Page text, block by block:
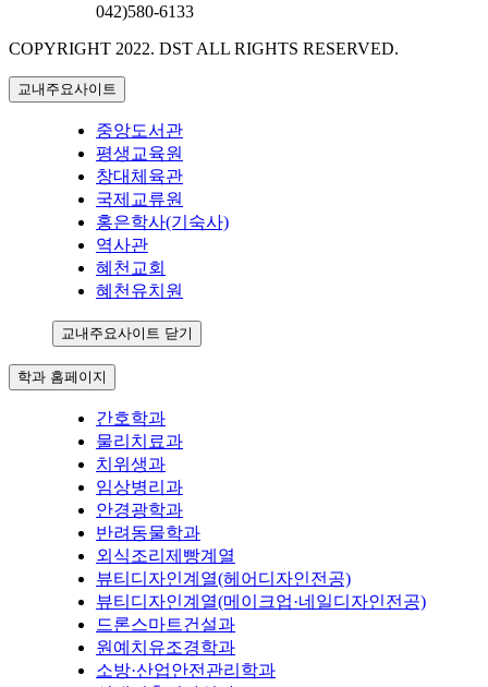
042)580-6133
COPYRIGHT 2022. DST ALL RIGHTS RESERVED.
교내주요사이트
중앙도서관
평생교육원
창대체육관
국제교류원
홍은학사(기숙사)
역사관
혜천교회
혜천유치원
교내주요사이트 닫기
학과 홈페이지
간호학과
물리치료과
치위생과
임상병리과
안경광학과
반려동물학과
외식조리제빵계열
뷰티디자인계열(헤어디자인전공)
뷰티디자인계열(메이크업·네일디자인전공)
드론스마트건설과
원예치유조경학과
소방·산업안전관리학과